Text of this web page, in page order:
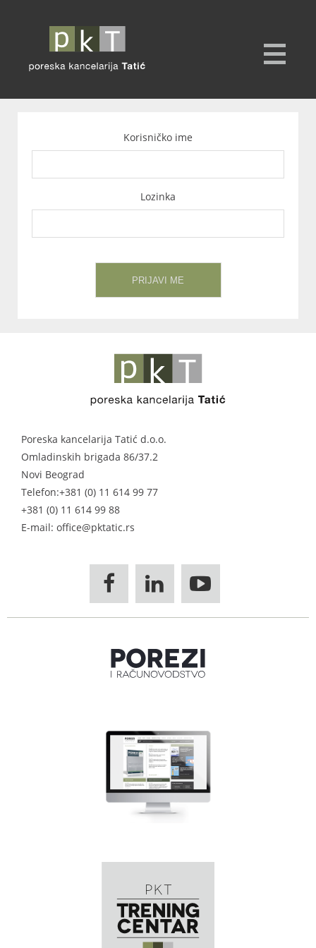
Korisničko ime
Lozinka
Poreska kancelarija Tatić d.o.o.
Omladinskih brigada 86/37.2
Novi Beograd
Telefon:+381 (0) 11 614 99 77
+381 (0) 11 614 99 88
E-mail: office@pktatic.rs
  